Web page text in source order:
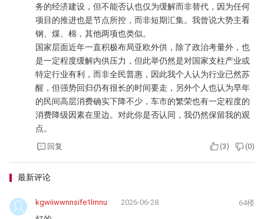
务的经济建设，但不能否认也仅为缓解而非替代，因为任何
项目的推进也是节点所控，而非短期汇集。我曾说大势主看
钢、煤、棉，其他两项也类似。
国家层面近年一直积极布局亚欧外供，除了政治考量外，也
是一定程度缓解内供压力，但此举仍然是对国家支柱产业或
特定行业有利，而非全民普惠，因此我个人认为行业已然苏
醒，但强势回归仍有很长的时间要走，另外个人也认为早年
的民间高层消费确实下降不少，车市的繁荣也有一定程度的
消费降级因素在里边。对此你是否认同，我仍然保留我的观
点。
回复 (3) (0)
最新评论
kgwiiwwnnsife1lmnu 2026-06-28 64楼